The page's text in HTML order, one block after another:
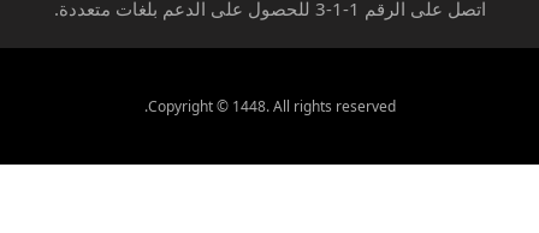
اتصل على الرقم 1-1-3 للحصول على الدعم بلغات متعددة.
Copyright © 1448. All rights reserved.